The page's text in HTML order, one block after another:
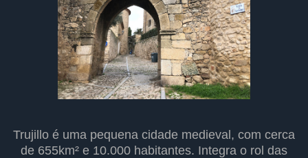
Trujillo é uma pequena cidade medieval, com cerca
de 655km² e 10.000 habitantes. Integra o rol das